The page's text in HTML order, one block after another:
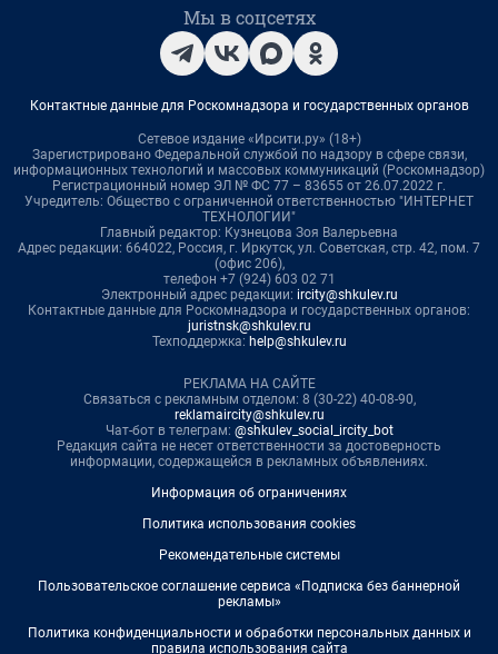
Мы в соцсетях
Контактные данные для Роскомнадзора и государственных органов
Сетевое издание «Ирсити.ру» (18+)
Зарегистрировано Федеральной службой по надзору в сфере связи,
информационных технологий и массовых коммуникаций (Роскомнадзор)
Регистрационный номер ЭЛ № ФС 77 – 83655 от 26.07.2022 г.
Учредитель: Общество с ограниченной ответственностью "ИНТЕРНЕТ
ТЕХНОЛОГИИ"
Главный редактор: Кузнецова Зоя Валерьевна
Адрес редакции: 664022, Россия, г. Иркутск, ул. Советская, стр. 42, пом. 7
(офис 206),
телефон +7 (924) 603 02 71
Электронный адрес редакции: ircity@shkulev.ru
Контактные данные для Роскомнадзора и государственных органов:
juristnsk@shkulev.ru
Техподдержка: help@shkulev.ru
РЕКЛАМА НА САЙТЕ
Связаться с рекламным отделом: 8 (30-22) 40-08-90,
reklamaircity@shkulev.ru
Чат-бот в телеграм: @shkulev_social_ircity_bot
Редакция сайта не несет ответственности за достоверность
информации, содержащейся в рекламных объявлениях.
Информация об ограничениях
Политика использования cookies
Рекомендательные системы
Пользовательское соглашение сервиса «Подписка без баннерной
рекламы»
Политика конфиденциальности и обработки персональных данных и
правила использования сайта